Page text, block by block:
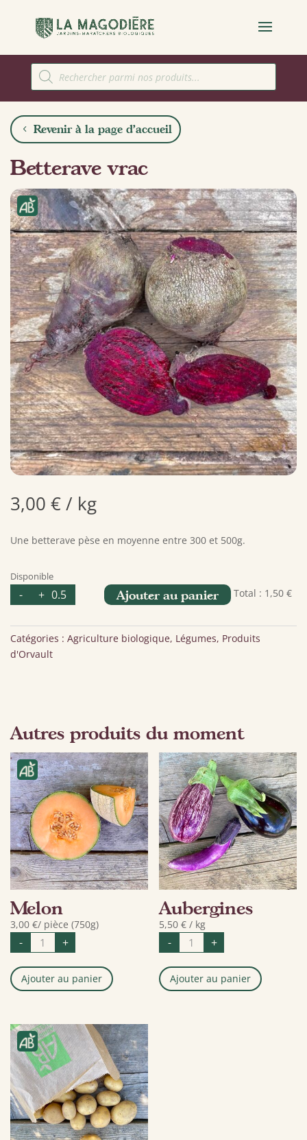
Recherche
de
produits
Revenir à la page d'accueil
Betterave vrac
3,00 €/ kg
Une betterave pèse en moyenne entre 300 et 500g.
Disponible
- quantité
de
Betterave
+ Ajouter au panier Total : 1,50 €
Catégories : Agriculture biologique, Légumes, Produits
d'Orvault
Autres produits du moment
Melon
3,00 €/ pièce (750g)
- quantité
Melon
+
Ajouter au panier
Aubergines
5,50€ / kg
- quantité
Aubergines
+
Ajouter au panier